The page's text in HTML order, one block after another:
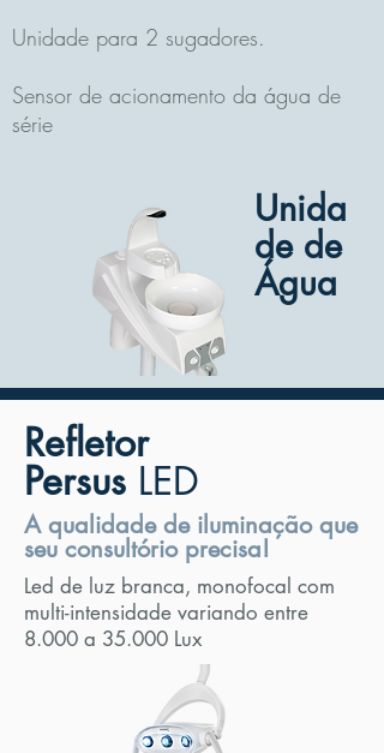
Unidade para 2 sugadores.
Sensor de acionamento da água de
série
Unida
de de
Água
Refletor
Persus LED
A qualidade de iluminação que
seu consultório precisa!
Led de luz branca, monofocal com
multi-intensidade variando entre
8.000 a 35.000 Lux